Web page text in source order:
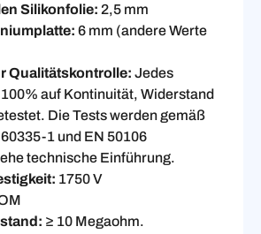
Silikonfolie: 2,5 mm
6 mm (andere Werte
Qualitätskontrolle: Jedes
auf Kontinuität, Widerstand
Die Tests werden gemäß
1 und EN 50106
technische Einführung.
1750 V
≥ 10 Megaohm.